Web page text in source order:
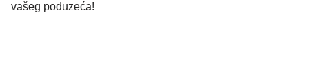
vašeg poduzeća!